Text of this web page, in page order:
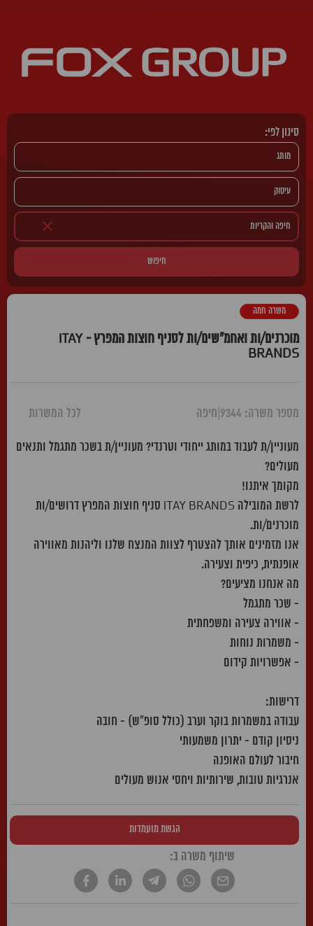
סינון לפי:
חיפוש
מוכרנים/ות ואחמ"שים/ות לסניף חוצות המפרץ - ITAY
BRANDS
משרה חמה
מספר משרה: 9344 חיפה לכל המשרות
מעוניין/ת לעבוד במותג ייחודי וטרנדי? מעוניין/ת בשכר מתגמל ותנאים
מעולים?
מקומך איתנו!
לרשת המובילה ITAY BRANDS סניף חוצות המפרץ דרושים/ות
מוכרנים/ות.
אנו מזמינים אותך להצטרף לצוות המנצח שלנו וליהנות מאווירה
אופנתית, כיפית וצעירה.
מה אנחנו מציעים?
- שכר מתגמל
- אווירה צעירה ומשפחתית
- משמרות נוחות
- אפשרויות קידום
דרישות:
עבודה במשמרות בוקר וערב (כולל סופ"ש) - חובה
ניסיון קודם - יתרון משמעותי
חיבור לעולם האופנה
אנרגיות טובות, שירותיות ויחסי אנוש מעולים
הגשת מועמדות
שיתוף משרה ב: